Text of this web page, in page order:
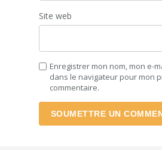
Site web
Enregistrer mon nom, mon e-
dans le navigateur pour mon
commentaire.
SOUMETTRE UN